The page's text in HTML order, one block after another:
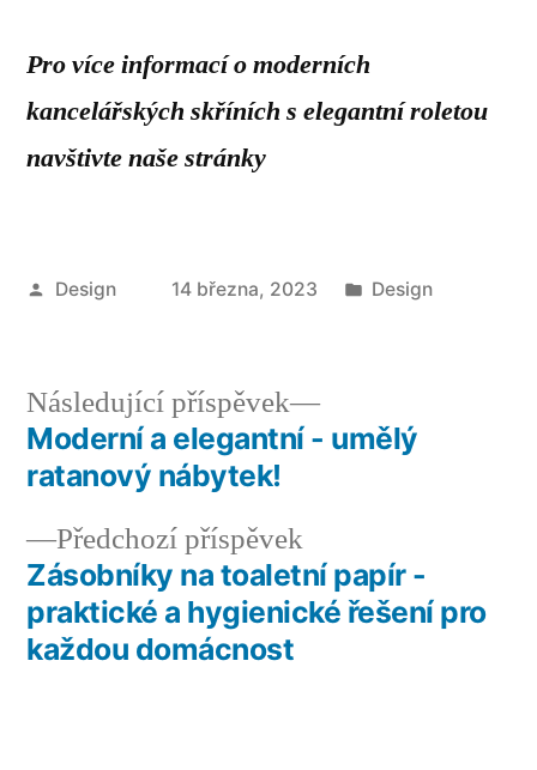
Pro více informací o moderních
kancelářských skříních s elegantní roletou
navštivte naše stránky
Autor
Design 14 března, 2023
Publikováno
Design
Navigace
pro
příspěvek
Předchozí příspěvekPředchozí
příspěvek:
Zásobníky na toaletní papír -
praktické a hygienické řešení pro
každou domácnost
Následující příspěvek
Následující
příspěvek:
Moderní a elegantní - umělý
ratanový nábytek!